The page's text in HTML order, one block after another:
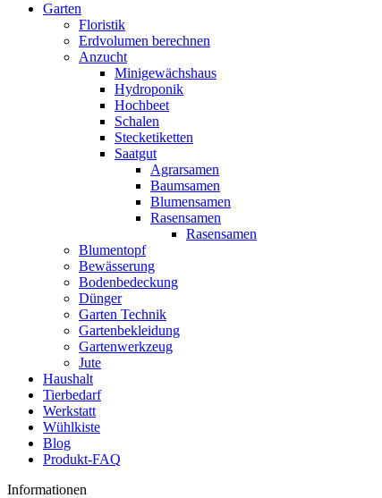
Garten
Floristik
Erdvolumen berechnen
Anzucht
Minigewächshaus
Hydroponik
Hochbeet
Schalen
Stecketiketten
Saatgut
Agrarsamen
Baumsamen
Blumensamen
Rasensamen
Rasensamen
Blumentopf
Bewässerung
Bodenbedeckung
Dünger
Garten Technik
Gartenbekleidung
Gartenwerkzeug
Jute
Haushalt
Tierbedarf
Werkstatt
Wühlkiste
Blog
Produkt-FAQ
Informationen